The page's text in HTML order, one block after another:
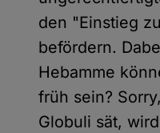
den "Einstieg
befördern.
Hebamme
früh sein?
Globuli sät,